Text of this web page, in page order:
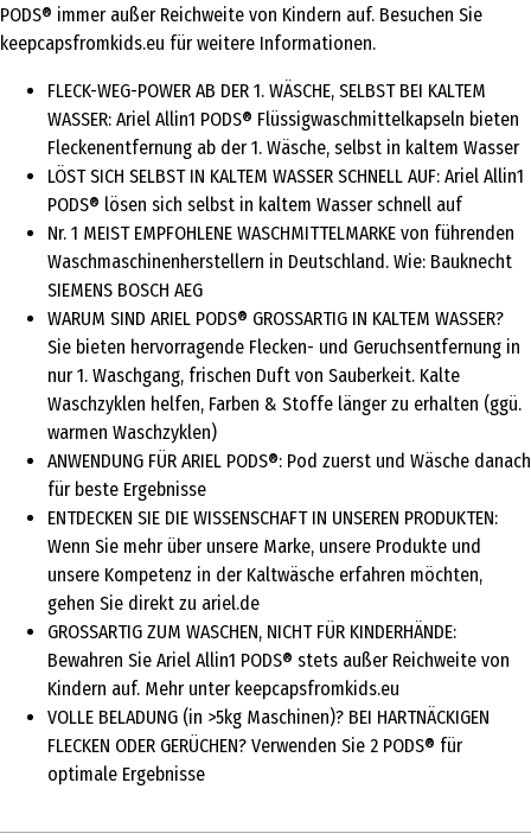
PODS® immer außer Reichweite von Kindern auf. Besuchen Sie
keepcapsfromkids.eu für weitere Informationen.
FLECK-WEG-POWER AB DER 1. WÄSCHE, SELBST BEI KALTEM
WASSER: Ariel Allin1 PODS® Flüssigwaschmittelkapseln bieten
Fleckenentfernung ab der 1. Wäsche, selbst in kaltem Wasser
LÖST SICH SELBST IN KALTEM WASSER SCHNELL AUF: Ariel Allin1
PODS® lösen sich selbst in kaltem Wasser schnell auf
Nr. 1 MEIST EMPFOHLENE WASCHMITTELMARKE von führenden
Waschmaschinenherstellern in Deutschland. Wie: Bauknecht
SIEMENS BOSCH AEG
WARUM SIND ARIEL PODS® GROSSARTIG IN KALTEM WASSER?
Sie bieten hervorragende Flecken- und Geruchsentfernung in
nur 1. Waschgang, frischen Duft von Sauberkeit. Kalte
Waschzyklen helfen, Farben & Stoffe länger zu erhalten (ggü.
warmen Waschzyklen)
ANWENDUNG FÜR ARIEL PODS®: Pod zuerst und Wäsche danach
für beste Ergebnisse
ENTDECKEN SIE DIE WISSENSCHAFT IN UNSEREN PRODUKTEN:
Wenn Sie mehr über unsere Marke, unsere Produkte und
unsere Kompetenz in der Kaltwäsche erfahren möchten,
gehen Sie direkt zu ariel.de
GROSSARTIG ZUM WASCHEN, NICHT FÜR KINDERHÄNDE:
Bewahren Sie Ariel Allin1 PODS® stets außer Reichweite von
Kindern auf. Mehr unter keepcapsfromkids.eu
VOLLE BELADUNG (in >5kg Maschinen)? BEI HARTNÄCKIGEN
FLECKEN ODER GERÜCHEN? Verwenden Sie 2 PODS® für
optimale Ergebnisse